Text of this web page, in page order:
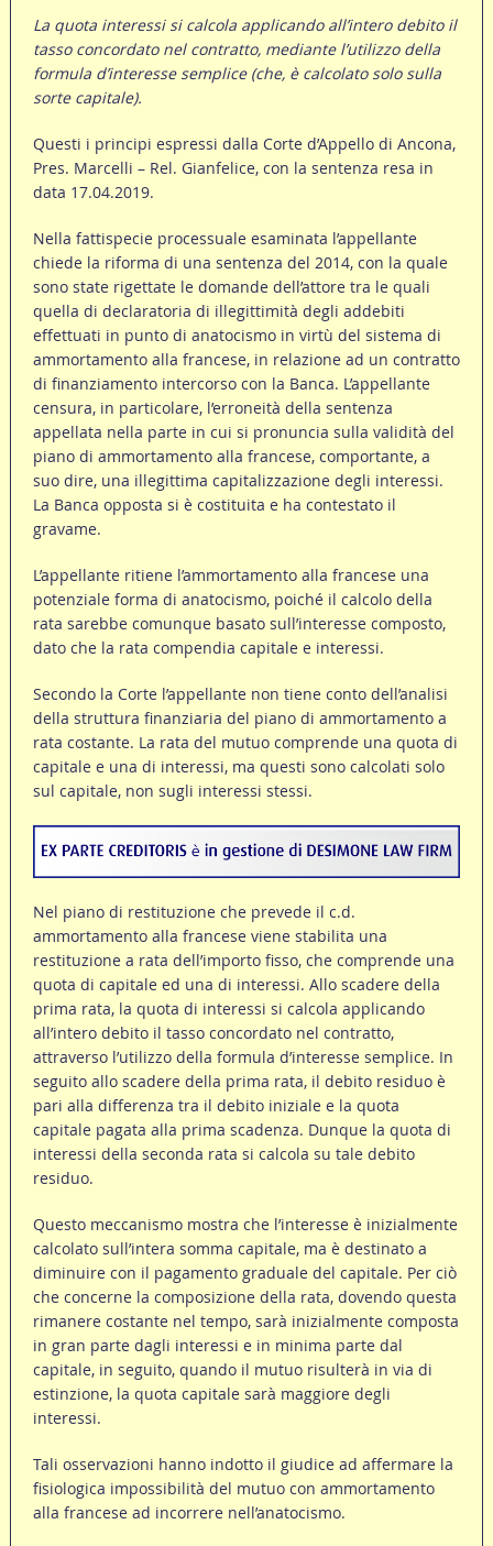
La quota interessi si calcola applicando all’intero debito il
tasso concordato nel contratto, mediante l’utilizzo della
formula d’interesse semplice (che, è calcolato solo sulla
sorte capitale).
Questi i principi espressi dalla Corte d’Appello di Ancona,
Pres. Marcelli – Rel. Gianfelice, con la sentenza resa in
data 17.04.2019.
Nella fattispecie processuale esaminata l’appellante
chiede la riforma di una sentenza del 2014, con la quale
sono state rigettate le domande dell’attore tra le quali
quella di declaratoria di illegittimità degli addebiti
effettuati in punto di anatocismo in virtù del sistema di
ammortamento alla francese, in relazione ad un contratto
di finanziamento intercorso con la Banca. L’appellante
censura, in particolare, l’erroneità della sentenza
appellata nella parte in cui si pronuncia sulla validità del
piano di ammortamento alla francese, comportante, a
suo dire, una illegittima capitalizzazione degli interessi.
La Banca opposta si è costituita e ha contestato il
gravame.
L’appellante ritiene l’ammortamento alla francese una
potenziale forma di anatocismo, poiché il calcolo della
rata sarebbe comunque basato sull’interesse composto,
dato che la rata compendia capitale e interessi.
Secondo la Corte l’appellante non tiene conto dell’analisi
della struttura finanziaria del piano di ammortamento a
rata costante. La rata del mutuo comprende una quota di
capitale e una di interessi, ma questi sono calcolati solo
sul capitale, non sugli interessi stessi.
Nel piano di restituzione che prevede il c.d.
ammortamento alla francese viene stabilita una
restituzione a rata dell’importo fisso, che comprende una
quota di capitale ed una di interessi. Allo scadere della
prima rata, la quota di interessi si calcola applicando
all’intero debito il tasso concordato nel contratto,
attraverso l’utilizzo della formula d’interesse semplice. In
seguito allo scadere della prima rata, il debito residuo è
pari alla differenza tra il debito iniziale e la quota
capitale pagata alla prima scadenza. Dunque la quota di
interessi della seconda rata si calcola su tale debito
residuo.
Questo meccanismo mostra che l’interesse è inizialmente
calcolato sull’intera somma capitale, ma è destinato a
diminuire con il pagamento graduale del capitale. Per ciò
che concerne la composizione della rata, dovendo questa
rimanere costante nel tempo, sarà inizialmente composta
in gran parte dagli interessi e in minima parte dal
capitale, in seguito, quando il mutuo risulterà in via di
estinzione, la quota capitale sarà maggiore degli
interessi.
Tali osservazioni hanno indotto il giudice ad affermare la
fisiologica impossibilità del mutuo con ammortamento
alla francese ad incorrere nell’anatocismo.